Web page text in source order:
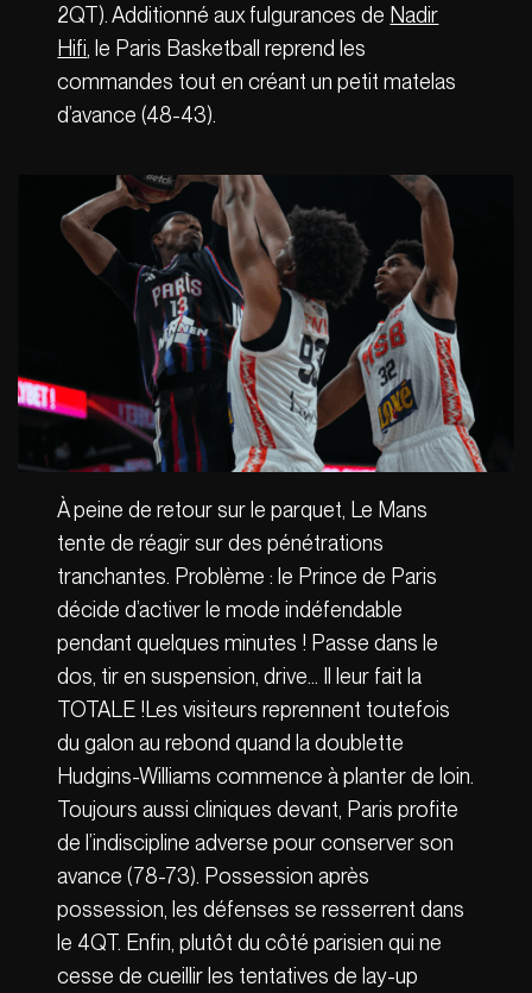
2QT). Additionné aux fulgurances de Nadir
Hifi , le Paris Basketball reprend les
commandes tout en créant un petit matelas
d’avance (48-43).
À peine de retour sur le parquet, Le Mans
tente de réagir sur des pénétrations
tranchantes. Problème : le Prince de Paris
décide d’activer le mode indéfendable
pendant quelques minutes ! Passe dans le
dos, tir en suspension, drive… Il leur fait la
TOTALE !Les visiteurs reprennent toutefois
du galon au rebond quand la doublette
Hudgins-Williams commence à planter de loin.
Toujours aussi cliniques devant, Paris profite
de l’indiscipline adverse pour conserver son
avance (78-73). Possession après
possession, les défenses se resserrent dans
le 4QT. Enfin, plutôt du côté parisien qui ne
cesse de cueillir les tentatives de lay-up